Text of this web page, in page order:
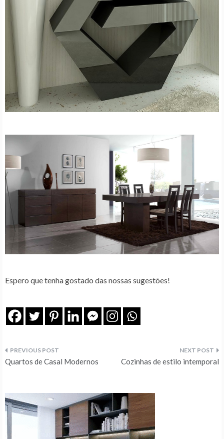
Espero que tenha gostado das nossas sugestões!
Navegação
artigos
Quartos de Casal Modernos Cozinhas de estilo intemporal